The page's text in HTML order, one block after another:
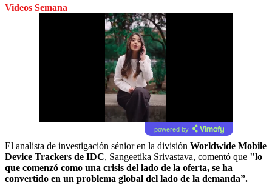
Videos Semana
powered by
El analista de investigación sénior en la división Worldwide Mobile
Device Trackers de IDC, Sangeetika Srivastava, comentó que "lo
que comenzó como una crisis del lado de la oferta, se ha
convertido en un problema global del lado de la demanda”.